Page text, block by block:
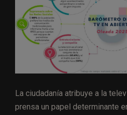
La ciudadanía atribuye a la
prensa un papel determinante